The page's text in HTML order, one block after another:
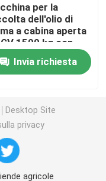
per la
dell'olio di
a cabina aperta
1500 kg con
Indonesia
Invia richiesta
Desktop Site
privacy
agricole